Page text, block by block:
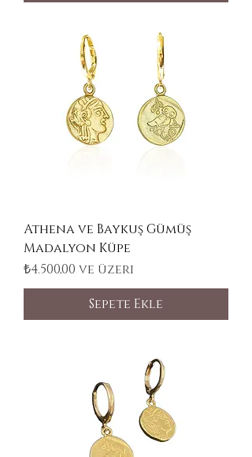
Athena ve Baykuş Gümüş
Madalyon Küpe
₺4.500,00 ve üzeri
İndirimli Fiyat
Sepete Ekle